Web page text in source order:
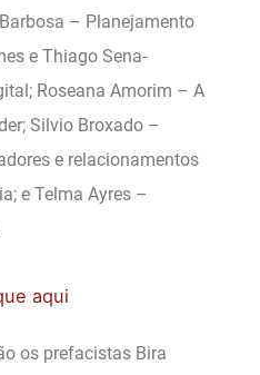
– Planejamento
e Thiago Sena-
Roseana Amorim – A
Silvio Broxado –
e relacionamentos
e Telma Ayres –
os prefacistas Bira